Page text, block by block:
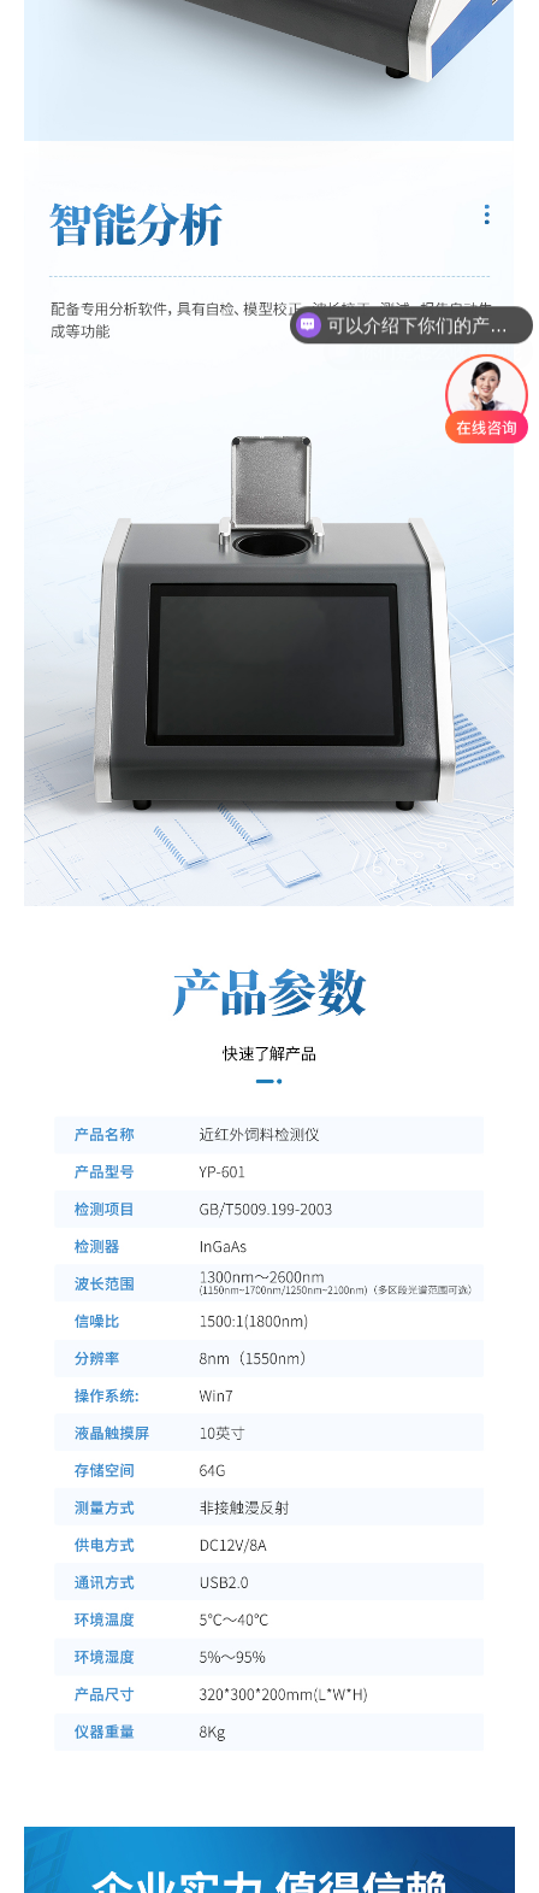
你们是怎么收费的呢